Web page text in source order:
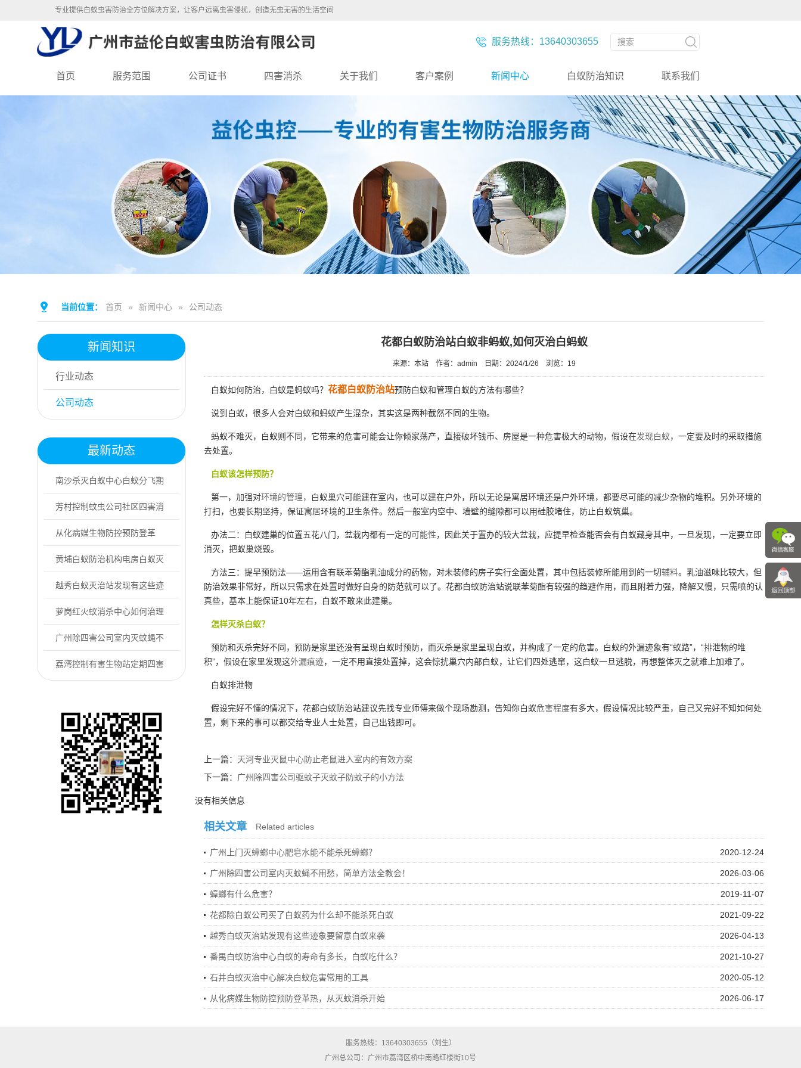
专业提供白蚁虫害防治全方位解决方案，让客户远离虫害侵扰，创造无虫无害的生活空间
服务热线：13640303655
首页 服务范围 公司证书 四害消杀 关于我们 客户案例 新闻中心 白蚁防治知识 联系我们
当前位置： 首页 » 新闻中心 » 公司动态
新闻知识
行业动态
公司动态
最新动态
南沙杀灭白蚁中心白蚁分飞期
具体是什么时段
芳村控制蚊虫公司社区四害消
杀，分4步实操
从化病媒生物防控预防登革
热，从灭蚊消杀开...
黄埔白蚁防治机构电房白蚁灭
杀+防护全攻略
越秀白蚁灭治站发现有这些迹
象要留意白蚁来...
萝岗红火蚁消杀中心如何治理
红火蚁危害
广州除四害公司室内灭蚊蝇不
用愁，简单方法...
荔湾控制有害生物站定期四害
花都白蚁防治站白蚁非蚂蚁,如何灭治白蚂蚁
来源：本站 作者：admin 日期：2024/1/26 浏览： 19
白蚁如何防治，白蚁是蚂蚁吗？ 花都白蚁防治站预防白蚁和管理白蚁的方法有哪些？
说到白蚁，很多人会对白蚁和蚂蚁产生混杂，其实这是两种截然不同的生物。
蚂蚁不难灭，白蚁则不同，它带来的危害可能会让你倾家荡产，直接破坏钱币、房屋是一种危害极大的动物，假设在发现白蚁，一定要及时的采取措施
去处置。
白蚁该怎样预防？
第一，加强对环境的管理，
白蚁巢穴可能建在室内，也可以建在户外，所以无论是寓居环境还是户外环境，都要尽可能的减少杂物的堆积。另外环境的
打扫，也要长期坚持，保证寓居环境的卫生条件。然后一般室内空中、墙壁的缝隙都可以用硅胶堵住，防止白蚁筑巢。
办法二：白蚁建巢的位置五花八门，盆栽内都有一定的可能性，因此关于置办的较大盆栽，应提早检查能否会有白蚁藏身其中，一旦发现，一定要立即
消灭，把蚁巢烧毁。
方法三：提早预防法——运用含有联苯菊酯乳油成分的药物，对未装修的房子实行全面处置，其中包括装修所能用到的一切辅料。乳油滋味比较大，但
防治效果非常好，所以只需求在处置时做好自身的防范就可以了。花都白蚁防治站说联苯菊酯有较强的趋避作用，而且附着力强，降解又慢，只需喷的认
真些，基本上能保证10年左右，白蚁不敢来此建巢。
怎样灭杀白蚁？
预防和灭杀完好不同，预防是家里还没有呈现白蚁时预防，而灭杀是家里呈现白蚁，并构成了一定的危害。白蚁的外漏迹象有“蚁路”，“排泄物的堆
积”，假设在家里发现这外漏痕迹，一定不用直接处置掉，这会惊扰巢穴内部白蚁，让它们四处逃窜，这白蚁一旦逃脱，再想整体灭之就难上加难了。
白蚁排泄物
假设完好不懂的情况下，花都白蚁防治站建议先找专业师傅来做个现场勘测，告知你白蚁危害程度有多大，假设情况比较严重，自己又完好不知如何处
置，剩下来的事可以都交给专业人士处置，自己出钱即可。
上一篇： 天河专业灭鼠中心防止老鼠进入室内的有效方案
下一篇： 广州除四害公司驱蚊子灭蚊子防蚊子的小方法
没有相关信息
相关文章 Related articles
2020-12-24
广州上门灭蟑螂中心肥皂水能不能杀死蟑螂？
2026-03-06
广州除四害公司室内灭蚊蝇不用愁，简单方法全教会！
2019-11-07
蟑螂有什么危害？
2021-09-22
花都除白蚁公司买了白蚁药为什么却不能杀死白蚁
2026-04-13
越秀白蚁灭治站发现有这些迹象要留意白蚁来袭
2021-10-27
番禺白蚁防治中心白蚁的寿命有多长，白蚁吃什么？
2020-05-12
石井白蚁灭治中心解决白蚁危害常用的工具
2026-06-17
从化病媒生物防控预防登革热，从灭蚊消杀开始
服务热线：13640303655（刘生）
广州总公司：广州市荔湾区桥中南路红楼街10号